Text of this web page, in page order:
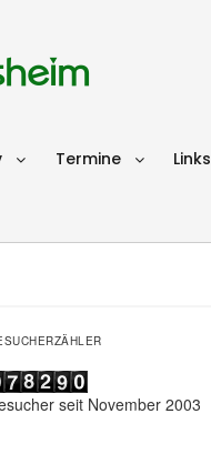
Termine Links
seit November 2003